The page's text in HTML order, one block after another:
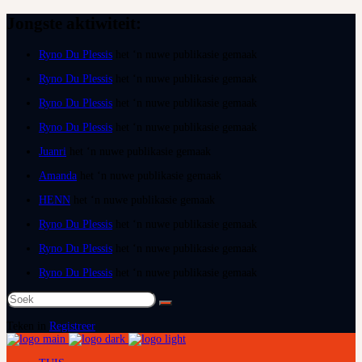
Ryno Du Plessis
Ryno Du Plessis
Ryno Du Plessis
Ryno Du Plessis
Juanri
Amanda
HENN
Ryno Du Plessis
Ryno Du Plessis
Ryno Du Plessis
Soek
na:
Registreer